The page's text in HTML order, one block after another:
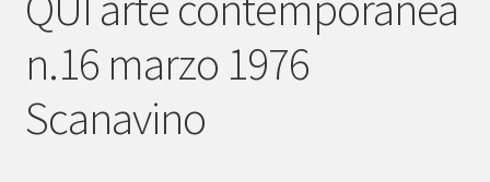
n.16 marzo 1976
Scanavino